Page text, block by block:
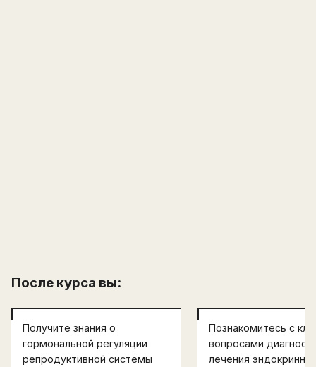
После курса вы:
Получите знания о
гормональной регуляции
репродуктивной системы
Познакомитесь с
вопросами
лечения